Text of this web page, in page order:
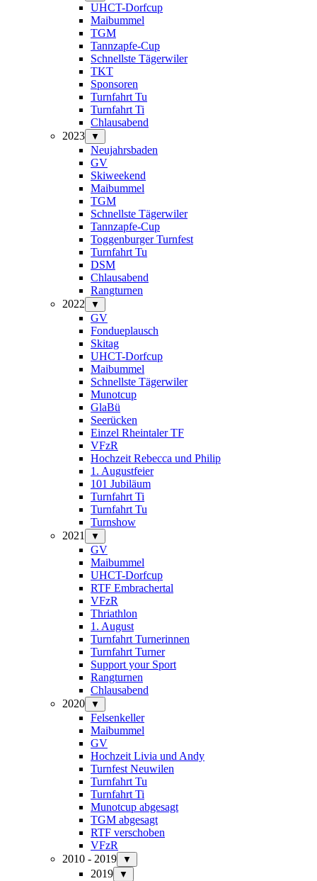
UHCT-Dorfcup
Maibummel
TGM
Tannzapfe-Cup
Schnellste Tägerwiler
TKT
Sponsoren
Turnfahrt Tu
Turnfahrt Ti
Chlausabend
2023
▼
Neujahrsbaden
GV
Skiweekend
Maibummel
TGM
Schnellste Tägerwiler
Tannzapfe-Cup
Toggenburger Turnfest
Turnfahrt Tu
DSM
Chlausabend
Rangturnen
2022
▼
GV
Fondueplausch
Skitag
UHCT-Dorfcup
Maibummel
Schnellste Tägerwiler
Munotcup
GlaBü
Seerücken
Einzel Rheintaler TF
VFzR
Hochzeit Rebecca und Philip
1. Augustfeier
101 Jubiläum
Turnfahrt Ti
Turnfahrt Tu
Turnshow
2021
▼
GV
Maibummel
UHCT-Dorfcup
RTF Embrachertal
VFzR
Thriathlon
1. August
Turnfahrt Turnerinnen
Turnfahrt Turner
Support your Sport
Rangturnen
Chlausabend
2020
▼
Felsenkeller
Maibummel
GV
Hochzeit Livia und Andy
Turnfest Neuwilen
Turnfahrt Tu
Turnfahrt Ti
Munotcup abgesagt
TGM abgesagt
RTF verschoben
VFzR
2010 - 2019
▼
2019 ▼